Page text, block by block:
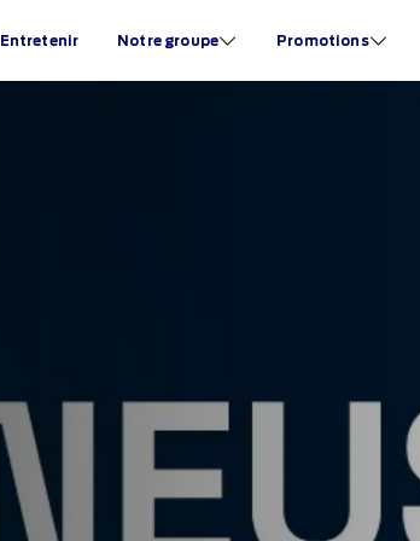
Entretenir Notre groupe Promotions